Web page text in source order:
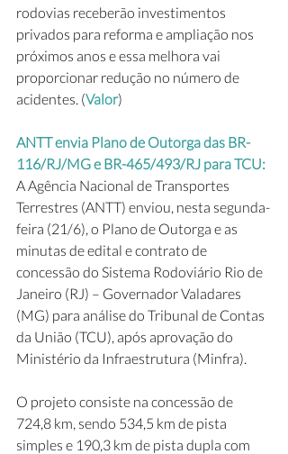
rodovias receberão investimentos
privados para reforma e ampliação nos
próximos anos e essa melhora vai
proporcionar redução no número de
acidentes. (Valor)
ANTT envia Plano de Outorga das BR-
116/RJ/MG e BR-465/493/RJ para TCU:
A Agência Nacional de Transportes
Terrestres (ANTT) enviou, nesta segunda-
feira (21/6), o Plano de Outorga e as
minutas de edital e contrato de
concessão do Sistema Rodoviário Rio de
Janeiro (RJ) – Governador Valadares
(MG) para análise do Tribunal de Contas
da União (TCU), após aprovação do
Ministério da Infraestrutura (Minfra).
O projeto consiste na concessão de
724,8 km, sendo 534,5 km de pista
simples e 190,3 km de pista dupla com